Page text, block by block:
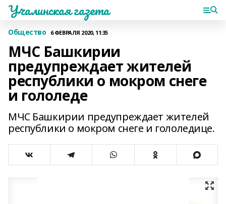
Учалинская газета
Общество 6 ФЕВРАЛЯ 2020, 11:35
МЧС Башкирии
предупреждает жителей
республики о мокром снеге
и гололеде
МЧС Башкирии предупреждает жителей
республики о мокром снеге и гололедице.